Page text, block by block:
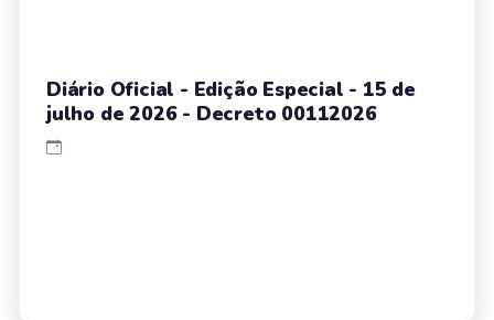
Diário Oficial - Edição Especial - 15 de
julho de 2026 - Decreto 00112026